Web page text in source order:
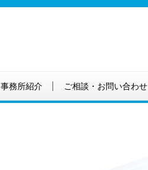
事務所紹介 ご相談・お問い合わせ